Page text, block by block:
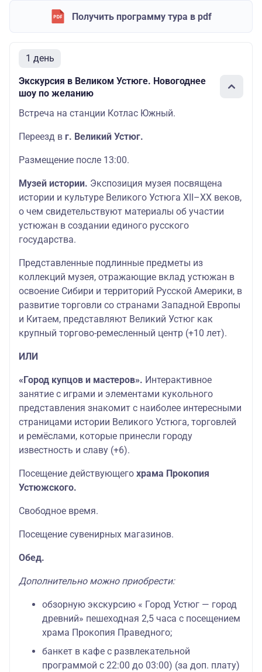
Получить программу тура в pdf
1 день
Экскурсия в Великом Устюге. Новогоднее
шоу по желанию
Встреча на станции Котлас Южный.
Переезд в г. Великий Устюг.
Размещение после 13:00.
Музей истории. Экспозиция музея посвящена
истории и культуре Великого Устюга XII–ХХ веков,
о чем свидетельствуют материалы об участии
устюжан в создании единого русского
государства.
Представленные подлинные предметы из
коллекций музея, отражающие вклад устюжан в
освоение Сибири и территорий Русской Америки, в
развитие торговли со странами Западной Европы
и Китаем, представляют Великий Устюг как
крупный торгово-ремесленный центр (+10 лет).
ИЛИ
«Город купцов и мастеров». Интерактивное
занятие с играми и элементами кукольного
представления знакомит с наиболее интересными
страницами истории Великого Устюга, торговлей
и ремёслами, которые принесли городу
известность и славу (+6).
Посещение действующего храма Прокопия
Устюжского.
Свободное время.
Посещение сувенирных магазинов.
Обед.
Дополнительно можно приобрести:
обзорную экскурсию « Город Устюг — город
древний» пешеходная 2,5 часа с посещением
храма Прокопия Праведного;
банкет в кафе с развлекательной
программой с 22:00 до 03:00) (за доп. плату)